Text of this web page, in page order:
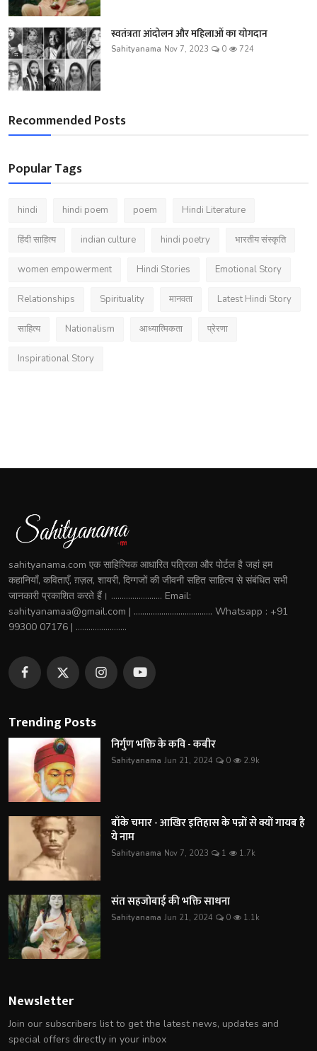
स्वतंत्रता आंदोलन और महिलाओं का योगदान
Sahityanama Nov 7, 2023 0 724
Recommended Posts
Popular Tags
hindi hindi poem poem Hindi Literature
हिंदी साहित्य indian culture hindi poetry भारतीय संस्कृति
women empowerment Hindi Stories Emotional Story
Relationships Spirituality मानवता Latest Hindi Story
साहित्य Nationalism आध्यात्मिकता प्रेरणा
Inspirational Story
sahityanama.com एक साहित्यिक आधारित पत्रिका और पोर्टल है जहां हम
कहानियाँ, कविताएँ, ग़ज़ल, शायरी, दिग्गजों की जीवनी सहित साहित्य से संबंधित सभी
जानकारी प्रकाशित करते हैं। ........................ Email:
sahityanamaa@gmail.com | ..................................... Whatsapp : +91
99300 07176 | ........................
Trending Posts
निर्गुण भक्ति के कवि - कबीर
Sahityanama Jun 21, 2024 0 2.9k
बाँके चमार - आखिर इतिहास के पन्नों से क्यों गायब है
ये नाम
Sahityanama Nov 7, 2023 1 1.7k
संत सहजोबाई की भक्ति साधना
Sahityanama Jun 21, 2024 0 1.1k
Newsletter
Join our subscribers list to get the latest news, updates and
special offers directly in your inbox